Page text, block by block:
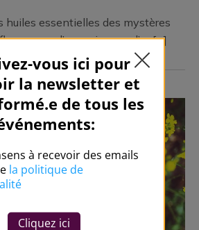
huiles essentielles des mystères
que l’on croise, que l’on[…]